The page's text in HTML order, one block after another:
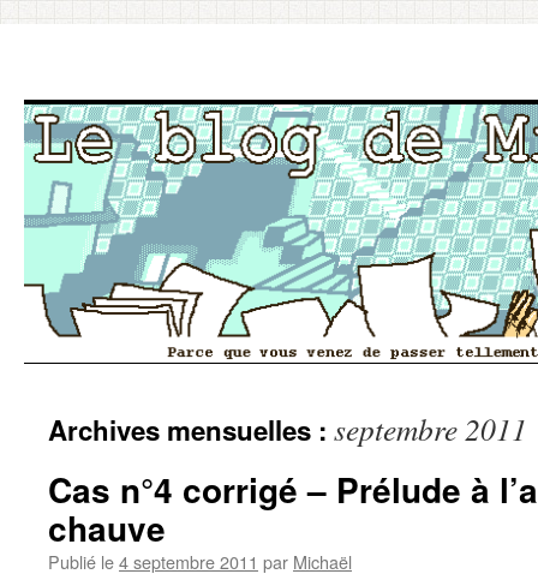
au
contenu
Archives mensuelles : septembre 2011
Cas n°4 corrigé – Prélude à
chauve
Publié le4 septembre 2011 par Michaël